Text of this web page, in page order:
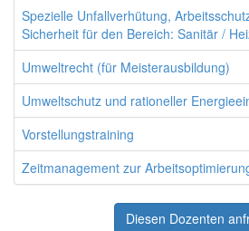
Spezielle Unfallverhütung,
Sicherheit für den Bereich: Sanitär /
Umweltrecht (für Meisterausbildung)
Umweltschutz und rationeller
Vorstellungstraining
Zeitmanagement zur
Diesen Dozenten